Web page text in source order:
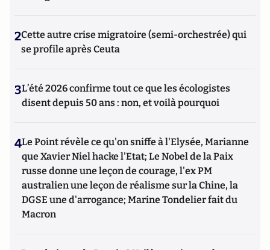
2Cette autre crise migratoire (semi-orchestrée) qui
se profile après Ceuta
3L’été 2026 confirme tout ce que les écologistes
disent depuis 50 ans : non, et voilà pourquoi
4Le Point révèle ce qu'on sniffe à l'Elysée, Marianne
que Xavier Niel hacke l'Etat; Le Nobel de la Paix
russe donne une leçon de courage, l'ex PM
australien une leçon de réalisme sur la Chine, la
DGSE une d'arrogance; Marine Tondelier fait du
Macron